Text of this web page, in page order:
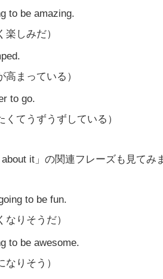
to be amazing.
楽しみだ）
高まっている）
to go.
くてうずうずしている）
about it」の関連フレーズも見てみ
to be fun.
なりそうだ）
to be awesome.
なりそう）